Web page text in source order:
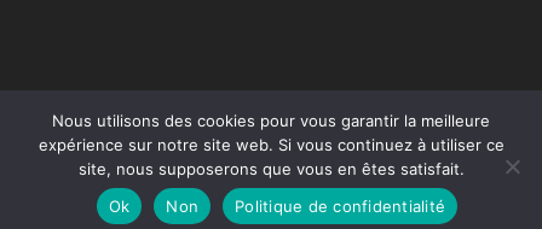
Conception du site :Agence Jus de Citron
Nous utilisons des cookies pour vous garantir la meilleure
expérience sur notre site web. Si vous continuez à utiliser ce
site, nous supposerons que vous en êtes satisfait.
Ok
Non Politique de confidentialité